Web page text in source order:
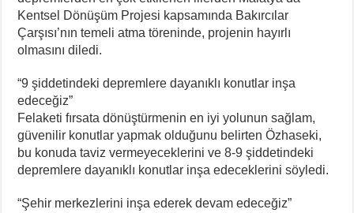
Kentsel Dönüşüm Projesi kapsamında Bakırcılar
Çarşısı’nın temeli atma töreninde, projenin hayırlı
olmasını diledi.
“9 şiddetindeki depremlere dayanıklı konutlar inşa
edeceğiz”
Felaketi fırsata dönüştürmenin en iyi yolunun sağlam,
güvenilir konutlar yapmak olduğunu belirten Özhaseki,
bu konuda taviz vermeyeceklerini ve 8-9 şiddetindeki
depremlere dayanıklı konutlar inşa edeceklerini söyledi.
“Şehir merkezlerini inşa ederek devam edeceğiz”